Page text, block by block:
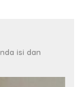
isi dan